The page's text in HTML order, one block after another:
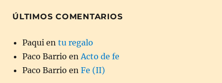
ÚLTIMOS COMENTARIOS
Paqui en tu regalo
Paco Barrio en Acto de fe
Paco Barrio en Fe (II)